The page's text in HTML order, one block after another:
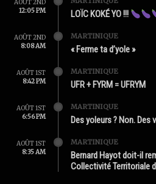
AOÛT 2ND
12:05 PM
LOÏC KOKÉ YO !!!
AOÛT 2ND
8:08 AM
MARTINIQUE
« Ferme ta d’yole »
AOÛT 1ST
8:42 PM
MARTINIQUE
UFR + FYRM = UFRYM
AOÛT 1ST
6:56 PM
MARTINIQUE
Des yoleurs ? Non. Des
AOÛT 1ST
8:35 AM
MARTINIQUE
Bernard Hayot doit-il
Collectivité Territoriale